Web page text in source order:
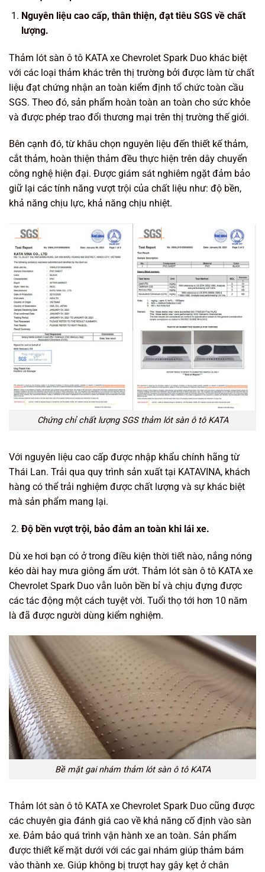
Nguyên liệu cao cấp, thân thiện, đạt tiêu SGS về chất
lượng.
Thảm lót sàn ô tô KATA xe Chevrolet Spark Duo khác biệt
với các loại thảm khác trên thị trường bởi được làm từ chất
liệu đạt chứng nhận an toàn kiểm định tổ chức toàn cầu
SGS. Theo đó, sản phẩm hoàn toàn an toàn cho sức khỏe
và được phép trao đổi thương mại trên thị trường thế giới.
Bên cạnh đó, từ khâu chọn nguyên liệu đến thiết kế thảm,
cắt thảm, hoàn thiện thảm đều thực hiện trên dây chuyển
công nghệ hiện đại. Được giám sát nghiêm ngặt đảm bảo
giữ lại các tính năng vượt trội của chất liệu như: độ bền,
khả năng chịu lực, khả năng chịu nhiệt.
Chứng chỉ chất lượng SGS thảm lót sàn ô tô KATA
Với nguyên liệu cao cấp được nhập khẩu chính hãng từ
Thái Lan. Trải qua quy trình sản xuất tại KATAVINA, khách
hàng có thể trải nghiệm được chất lượng và sự khác biệt
mà sản phẩm mang lại.
Độ bền vượt trội, bảo đảm an toàn khi lái xe.
Dù xe hơi bạn có ở trong điều kiện thời tiết nào, nắng nóng
kéo dài hay mưa giông ẩm ướt. Thảm lót sàn ô tô KATA xe
Chevrolet Spark Duo vẫn luôn bền bỉ và chịu đựng được
các tác động một cách tuyệt vời. Tuổi thọ tới hơn 10 năm
là đã được người dùng kiểm nghiệm.
Bề mặt gai nhám thảm lót sàn ô tô KATA
Thảm lót sàn ô tô KATA xe Chevrolet Spark Duo cũng được
các chuyên gia đánh giá cao về khả năng cố định vào sàn
xe. Đảm bảo quá trình vận hành xe an toàn. Sản phẩm
được thiết kế mặt dưới với các gai nhám giúp thảm bám
vào thành xe. Giúp không bị trượt hay gây kẹt ở chân